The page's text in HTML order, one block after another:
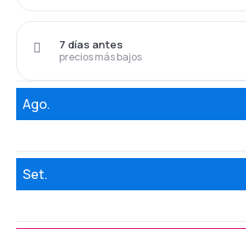
precios más bajos
7 días antes
Ago.
Set.